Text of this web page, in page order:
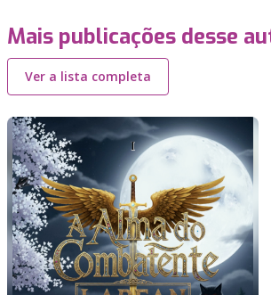
Mais publicações desse
Ver a lista completa